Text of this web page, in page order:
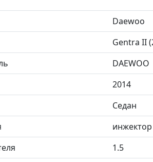
Daewoo
Gentra II
DAEWOO
2014
Седан
инжектор
1.5